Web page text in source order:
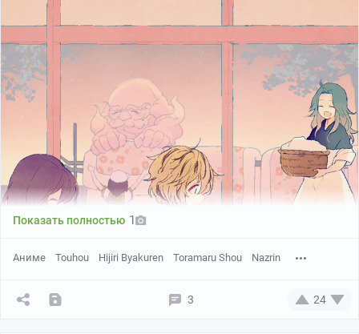
pixiv
pixiv
Показать полностью 1
Аниме Touhou Hijiri Byakuren Toramaru Shou Nazrin
3 24